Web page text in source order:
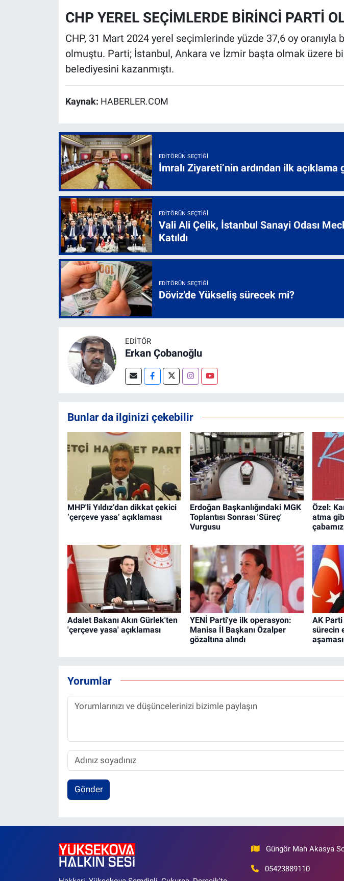
CHP YEREL SEÇİMLERDE BİRİNCİ PARTİ
CHP, 31 Mart 2024 yerel seçimlerinde yüzde 37,6 oy oranıyla
olmuştu. Parti; İstanbul, Ankara ve İzmir başta olmak üzere
belediyesini kazanmıştı.
Kaynak: HABERLER.COM
EDITÖRÜN SEÇTIĞI
İmralı Ziyareti’nin ardından ilk açıklama
EDITÖRÜN SEÇTIĞI
Vali Ali Çelik, İstanbul Sanayi Odası
Katıldı
EDITÖRÜN SEÇTIĞI
Döviz'de Yükseliş sürecek mi?
EDITÖR
Erkan Çobanoğlu
Bunlar da ilginizi çekebilir
MHP'li Yıldız’dan dikkat çekici
‘çerçeve yasa’ açıklaması
Erdoğan Başkanlığındaki MGK
Toplantısı Sonrası 'Süreç'
Vurgusu
Özel:
atma
Adalet Bakanı Akın Gürlek'ten
'çerçeve yasa' açıklaması
YENİ Parti'ye ilk operasyon:
Manisa İl Başkanı Özalper
gözaltına alındı
AK Parti
sürecin
Yorumlar
Gönder
Güngör Mah Akasya
05423889110